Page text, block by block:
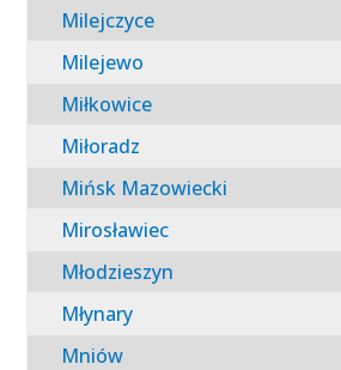
Milejczyce
Milejewo
Miłkowice
Miłoradz
Mińsk Mazowiecki
Mirosławiec
Młodzieszyn
Młynary
Mniów